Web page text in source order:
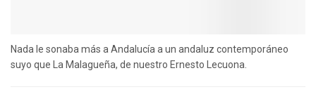
Nada le sonaba más a Andalucía a un andaluz contemporáneo
suyo que La Malagueña, de nuestro Ernesto Lecuona.